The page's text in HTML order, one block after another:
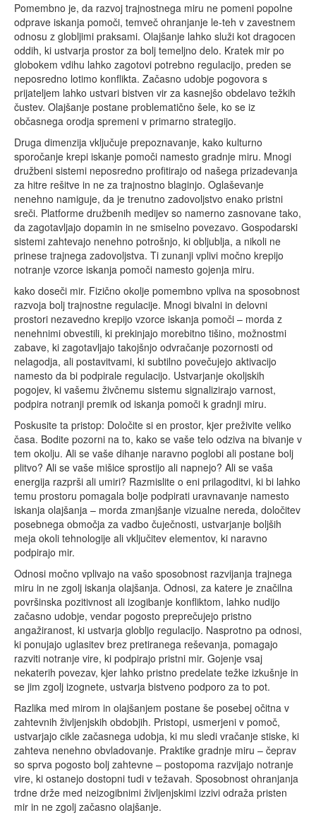
Pomembno je, da razvoj trajnostnega miru ne pomeni popolne
odprave iskanja pomoči, temveč ohranjanje le-teh v zavestnem
odnosu z globljimi praksami. Olajšanje lahko služi kot dragocen
oddih, ki ustvarja prostor za bolj temeljno delo. Kratek mir po
globokem vdihu lahko zagotovi potrebno regulacijo, preden se
neposredno lotimo konflikta. Začasno udobje pogovora s
prijateljem lahko ustvari bistven vir za kasnejšo obdelavo težkih
čustev. Olajšanje postane problematično šele, ko se iz
občasnega orodja spremeni v primarno strategijo.
Druga dimenzija vključuje prepoznavanje, kako kulturno
sporočanje krepi iskanje pomoči namesto gradnje miru. Mnogi
družbeni sistemi neposredno profitirajo od našega prizadevanja
za hitre rešitve in ne za trajnostno blaginjo. Oglaševanje
nenehno namiguje, da je trenutno zadovoljstvo enako pristni
sreči. Platforme družbenih medijev so namerno zasnovane tako,
da zagotavljajo dopamin in ne smiselno povezavo. Gospodarski
sistemi zahtevajo nenehno potrošnjo, ki obljublja, a nikoli ne
prinese trajnega zadovoljstva. Ti zunanji vplivi močno krepijo
notranje vzorce iskanja pomoči namesto gojenja miru.
kako doseči mir. Fizično okolje pomembno vpliva na sposobnost
razvoja bolj trajnostne regulacije. Mnogi bivalni in delovni
prostori nezavedno krepijo vzorce iskanja pomoči – morda z
nenehnimi obvestili, ki prekinjajo morebitno tišino, možnostmi
zabave, ki zagotavljajo takojšnjo odvračanje pozornosti od
nelagodja, ali postavitvami, ki subtilno povečujejo aktivacijo
namesto da bi podpirale regulacijo. Ustvarjanje okoljskih
pogojev, ki vašemu živčnemu sistemu signalizirajo varnost,
podpira notranji premik od iskanja pomoči k gradnji miru.
Poskusite ta pristop: Določite si en prostor, kjer preživite veliko
časa. Bodite pozorni na to, kako se vaše telo odziva na bivanje v
tem okolju. Ali se vaše dihanje naravno poglobi ali postane bolj
plitvo? Ali se vaše mišice sprostijo ali napnejo? Ali se vaša
energija razprši ali umiri? Razmislite o eni prilagoditvi, ki bi lahko
temu prostoru pomagala bolje podpirati uravnavanje namesto
iskanja olajšanja – morda zmanjšanje vizualne nereda, določitev
posebnega območja za vadbo čuječnosti, ustvarjanje boljših
meja okoli tehnologije ali vključitev elementov, ki naravno
podpirajo mir.
Odnosi močno vplivajo na vašo sposobnost razvijanja trajnega
miru in ne zgolj iskanja olajšanja. Odnosi, za katere je značilna
površinska pozitivnost ali izogibanje konfliktom, lahko nudijo
začasno udobje, vendar pogosto preprečujejo pristno
angažiranost, ki ustvarja globljo regulacijo. Nasprotno pa odnosi,
ki ponujajo uglasitev brez pretiranega reševanja, pomagajo
razviti notranje vire, ki podpirajo pristni mir. Gojenje vsaj
nekaterih povezav, kjer lahko pristno predelate težke izkušnje in
se jim zgolj izognete, ustvarja bistveno podporo za to pot.
Razlika med mirom in olajšanjem postane še posebej očitna v
zahtevnih življenjskih obdobjih. Pristopi, usmerjeni v pomoč,
ustvarjajo cikle začasnega udobja, ki mu sledi vračanje stiske, ki
zahteva nenehno obvladovanje. Praktike gradnje miru – čeprav
so sprva pogosto bolj zahtevne – postopoma razvijajo notranje
vire, ki ostanejo dostopni tudi v težavah. Sposobnost ohranjanja
trdne drže med neizogibnimi življenjskimi izzivi odraža pristen
mir in ne zgolj začasno olajšanje.